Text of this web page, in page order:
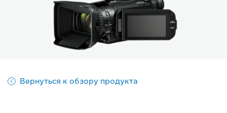
Вернуться к обзору продукта